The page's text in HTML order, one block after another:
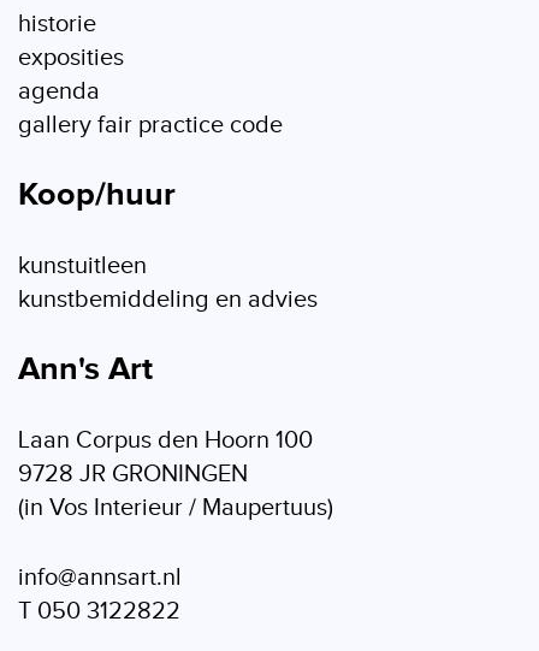
historie
exposities
agenda
gallery fair practice code
Koop/huur
kunstuitleen
kunstbemiddeling en advies
Ann's Art
Laan Corpus den Hoorn 100
9728 JR GRONINGEN
(in Vos Interieur / Maupertuus)
info@annsart.nl
T 050 3122822